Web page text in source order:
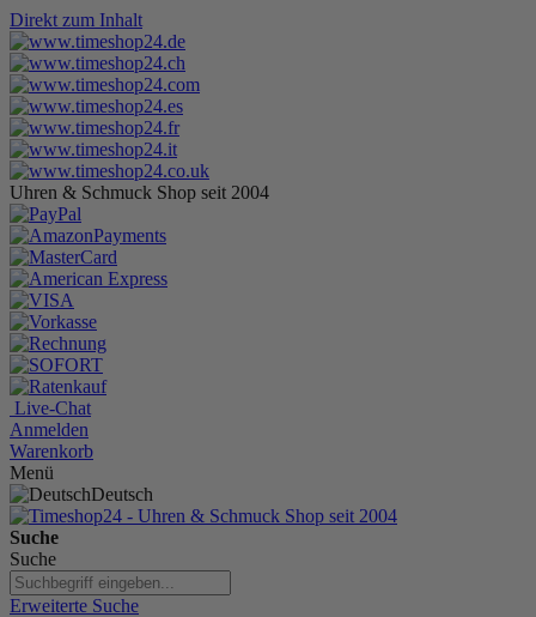
Direkt zum Inhalt
Uhren & Schmuck Shop seit 2004
Live-Chat
Anmelden
Warenkorb
Menü
Deutsch
Suche
Suche
Erweiterte Suche